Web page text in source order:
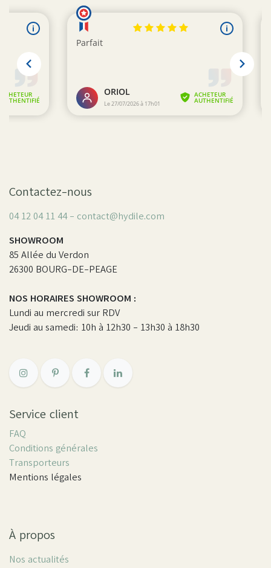
Contactez-nous
04 12 04 11 44 - contact@hydile.com
SHOWROOM
85 Allée du Verdon
26300 BOURG-DE-PEAGE
NOS HORAIRES SHOWROOM :
Lundi au mercredi sur RDV
Jeudi au samedi: 10h à 12h30 - 13h30 à 18h30
Service client
FAQ
Conditions générales
Transporteurs
Mentions légales
À propos
Nos actualités